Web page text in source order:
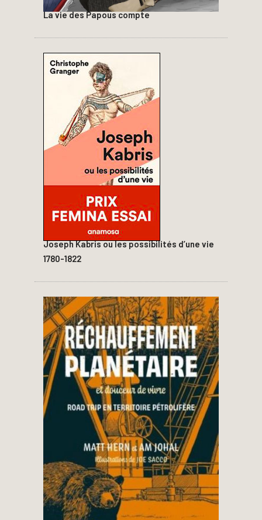
La vie des Papous compte
Joseph Kabris ou les possibilités d’une vie
1780-1822